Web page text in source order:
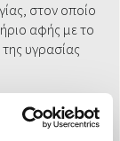
στον οποίο
αφής με το
υγρασίας